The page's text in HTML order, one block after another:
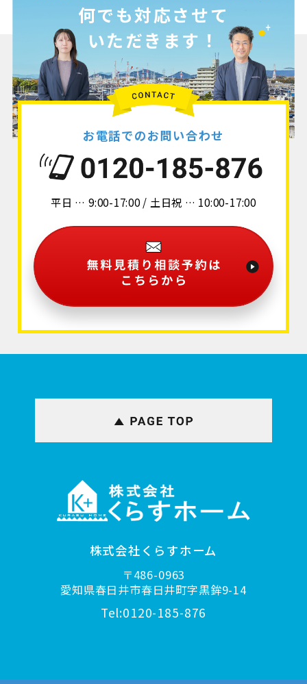
何でも対応させて
いただきます！
お電話でのお問い合わせ
平日 … 9:00-17:00 / 土日祝 … 10:00-17:00
株式会社くらすホーム
〒486-0963
愛知県春日井市春日井町字黒鉾9-14
Tel:0120-185-876